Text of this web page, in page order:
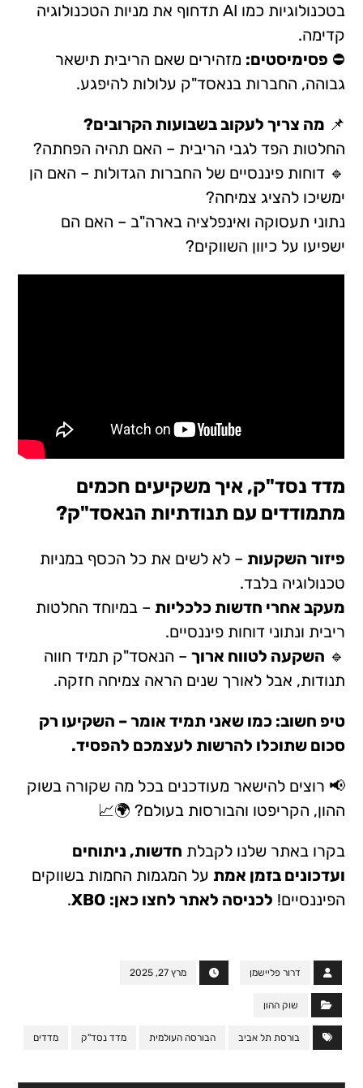
בטכנולוגיות כמו AI תדחוף את מניות הטכנולוגיה
קדימה.
⛔ פסימיסטים: מזהירים שאם הריבית תישאר
גבוהה, החברות בנאסד"ק עלולות להיפגע.
📌 מה צריך לעקוב בשבועות הקרובים?
החלטות הפד לגבי הריבית – האם תהיה הפחתה?
🔹 דוחות פיננסיים של החברות הגדולות – האם הן
ימשיכו להציג צמיחה?
נתוני תעסוקה ואינפלציה בארה"ב – האם הם
ישפיעו על כיוון השווקים?
מדד נסד"ק, איך משקיעים חכמים
מתמודדים עם תנודתיות הנאסד"ק?
פיזור השקעות – לא לשים את כל הכסף במניות
טכנולוגיה בלבד.
מעקב אחרי חדשות כלכליות – במיוחד החלטות
ריבית ונתוני דוחות פיננסיים.
🔹 השקעה לטווח ארוך – הנאסד"ק תמיד חווה
תנודות, אבל לאורך שנים הראה צמיחה חזקה.
טיפ חשוב: כמו שאני תמיד אומר – השקיעו רק
סכום שתוכלו להרשות לעצמכם להפסיד.
📢 רוצים להישאר מעודכנים בכל מה שקורה בשוק
ההון, הקריפטו והבורסות בעולם? 🌍📈
בקרו באתר שלנו לקבלת חדשות, ניתוחים
ועדכונים בזמן אמת על המגמות החמות בשווקים
הפיננסיים! לכניסה לאתר לחצו כאן: XBO
.
דרור פליישמן מרץ 27, 2025
שוק ההון
בורסת תל אביב הבורסה העולמית מדד נסד"ק מדדים